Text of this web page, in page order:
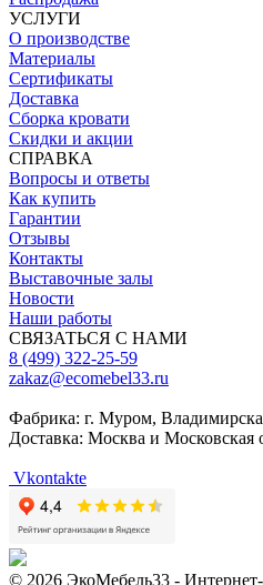
УСЛУГИ
О производстве
Материалы
Сертификаты
Доставка
Сборка кровати
Скидки и акции
СПРАВКА
Вопросы и ответы
Как купить
Гарантии
Отзывы
Контакты
Выставочные залы
Новости
Наши работы
СВЯЗАТЬСЯ С НАМИ
8 (499) 322-25-59
zakaz@ecomebel33.ru
Фабрика: г. Муром,
Доставка: Москва и Московская
Vkontakte
© 2026 ЭкоМебель33 -